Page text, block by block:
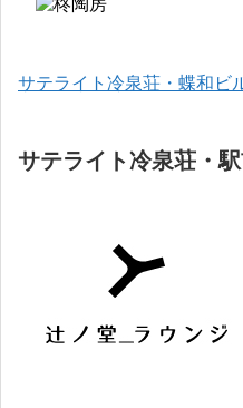
サテライト冷泉荘・蝶和ビ
サテライト冷泉荘・